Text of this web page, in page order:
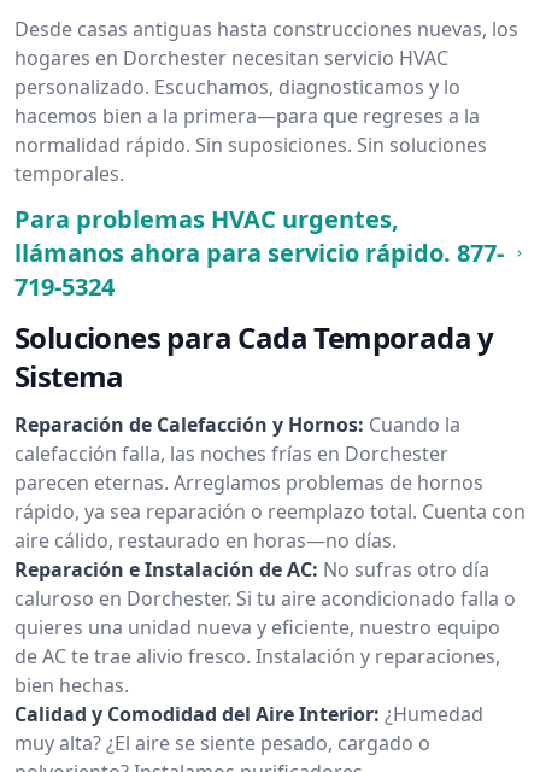
Desde casas antiguas hasta construcciones nuevas, los
hogares en Dorchester necesitan servicio HVAC
personalizado. Escuchamos, diagnosticamos y lo
hacemos bien a la primera—para que regreses a la
normalidad rápido. Sin suposiciones. Sin soluciones
temporales.
Para problemas HVAC urgentes,
llámanos ahora para servicio rápido. 877-
719-5324
Soluciones para Cada Temporada y
Sistema
Reparación de Calefacción y Hornos: Cuando la
calefacción falla, las noches frías en Dorchester
parecen eternas. Arreglamos problemas de hornos
rápido, ya sea reparación o reemplazo total. Cuenta con
aire cálido, restaurado en horas—no días.
Reparación e Instalación de AC: No sufras otro día
caluroso en Dorchester. Si tu aire acondicionado falla o
quieres una unidad nueva y eficiente, nuestro equipo
de AC te trae alivio fresco. Instalación y reparaciones,
bien hechas.
Calidad y Comodidad del Aire Interior: ¿Humedad
muy alta? ¿El aire se siente pesado, cargado o